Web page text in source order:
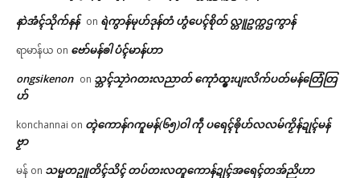
နာဲအံၚ်သိုက်နန် on ရဲကွာန်မုဟ်ဒုန်တံ ဟွံပေၚ်စိုတ် လ္တူဥက္ကဌကွာန်
ရာမာန်ယ on ဗော်မန်ၜါ ပံၚ်မာန်ဟာ
ongsikenon on သ္ဘၚ်သၠာဲဂတးလညာတ် ကေုာံထ္ၜးပျးလိက်ပတ်မန်တြေံတြ
ဟ်
konchannai on တ္ၚဲကောန်ဂကူမန်(၆၅)ဝါ ကဵု ပရေၚ်ၜိုဟ်လလမ်ကၟိန်ဍုၚ်မန်
ဗၟာ
မန် on သမ္မတဥူတိၚ်သိၚ် တပ်တးလတူကောန်ဍုၚ်အရေၚ်တအ်ညိဟာ